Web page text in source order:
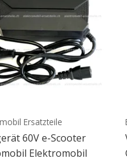
Ersatzteile
60V e-Scooter
Elektromobil